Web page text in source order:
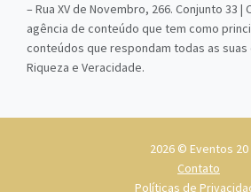
– Rua XV de Novembro, 266. Conjunto 33 |
agência de conteúdo que tem como
conteúdos que respondam todas as suas
Riqueza e Veracidade.
2026 © Eventos 20
Contato
Políticas de